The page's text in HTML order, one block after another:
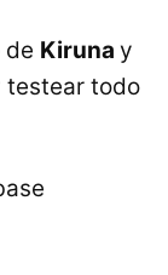
de Kiruna y
testear todo